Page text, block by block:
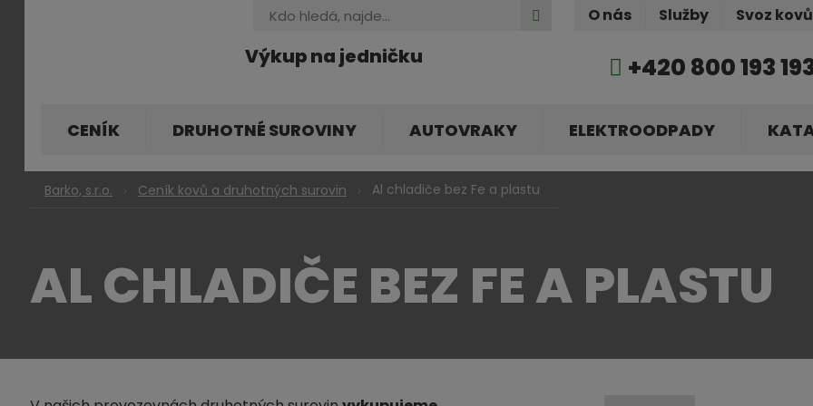
Výkup na jedničku +420 800 193
Vyhledávání Hledat O nás Služby Svoz kovů
CENÍK DRUHOTNÉ SUROVINY AUTOVRAKY ELEKTROODPADY
Barko, s.r.o. Ceník kovů a druhotných surovin Al chladiče bez Fe a plastu
AL CHLADIČE BEZ FE A PLASTU